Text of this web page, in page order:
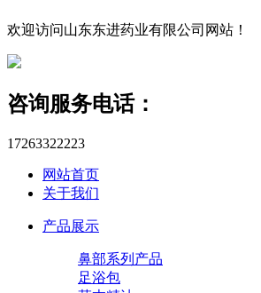
欢迎访问山东东进药业有限公司网站！
咨询服务电话：
17263322223
网站首页
关于我们
产品展示
鼻部系列产品
足浴包